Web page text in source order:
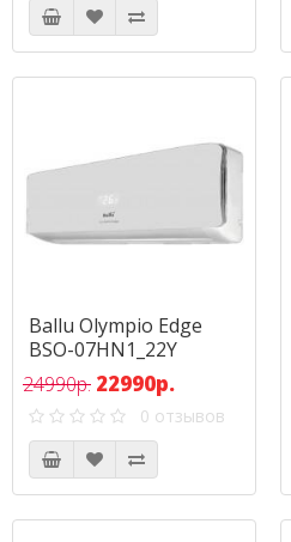
Ballu Olympio Edge
BSO-07HN1_22Y
24990р. 22990р.
0 отзывов